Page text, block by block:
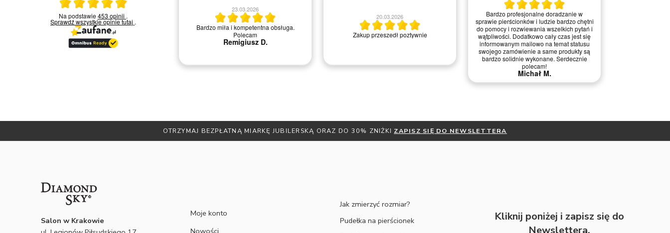
Ocena średnia 5 na 5
Na podstawie453 opinii .
Sprawdź wszystkie opinietutaj .
30.03.2026
Bardzo dobry kontakt.!!!
23.03.2026
Bardzo miła i kompetentna obsługa.
Polecam
Remigiusz D.
20.03.2026
Zakup przeszedł poztywnie
Bardzo profesjonalne doradzanie w
sprawie pierścionków i ludzie bardzo chętni
do pomocy i rozwiewania wszelkich pytań i
wątpliwości. Dodatkowo cały czas jest się
informowanym mailowo na temat statusu
swojego zamówienie a same produkty są
bardzo solidnie wykonane. Serdecznie
polecam!
Michał M.
OTRZYMAJ BEZPŁATNĄ MIARKĘ JUBILERSKĄ ORAZ DO 30% ZNIŻKI ZAPISZ SIĘ DO NEWSLETTERA
Salon w Krakowie
Moje konto
Nowości
Jak zmierzyć rozmiar?
Pudełka na pierścionek
Kliknij poniżej i zapisz się do
Newslettera.